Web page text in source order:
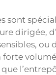
sont
dirigée,
ou